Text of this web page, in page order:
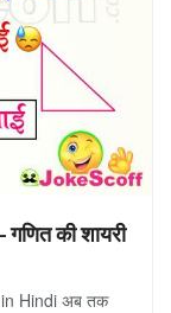
की शायरी
Hindi अब तक